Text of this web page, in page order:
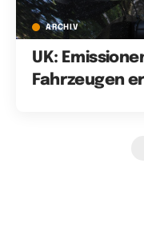
ARCHIV
UK:
Fahrzeugen